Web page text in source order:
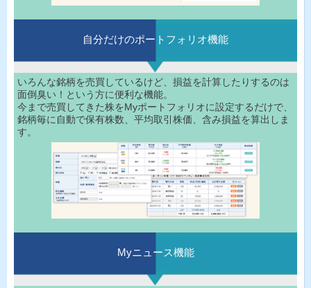
自分だけのポートフォリオ機能
いろんな銘柄を売買しているけど、損益を計算したりするのは
面倒臭い！という方に便利な機能。
今まで売買してきた株をMyポートフォリオに設定するだけで、
銘柄毎に自動で保有株数、平均取引株価、含み損益を算出しま
す。
Myニュース機能